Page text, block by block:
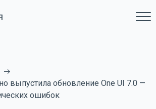
выпустила обновление One UI 7.0 —
ошибок